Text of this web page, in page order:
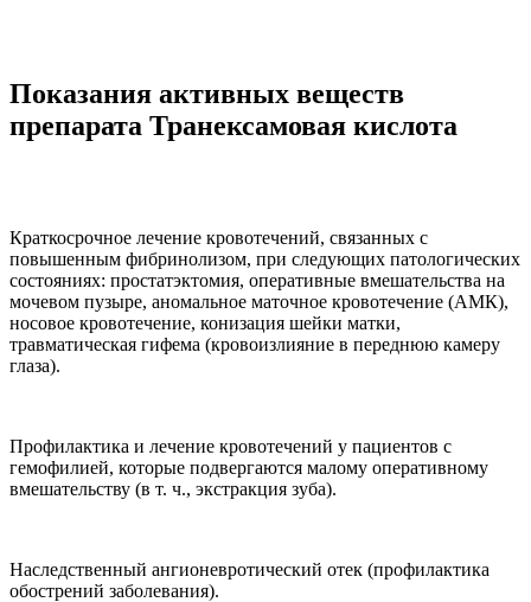
Показания активных веществ
препарата Транексамовая кислота
Краткосрочное лечение кровотечений, связанных с
повышенным фибринолизом, при следующих патологических
состояниях: простатэктомия, оперативные вмешательства на
мочевом пузыре, аномальное маточное кровотечение (АМК),
носовое кровотечение, конизация шейки матки,
травматическая гифема (кровоизлияние в переднюю камеру
глаза).
Профилактика и лечение кровотечений у пациентов с
гемофилией, которые подвергаются малому оперативному
вмешательству (в т. ч., экстракция зуба).
Наследственный ангионевротический отек (профилактика
обострений заболевания).